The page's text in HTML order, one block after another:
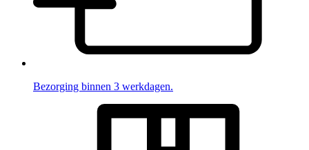
Bezorging binnen 3 werkdagen.